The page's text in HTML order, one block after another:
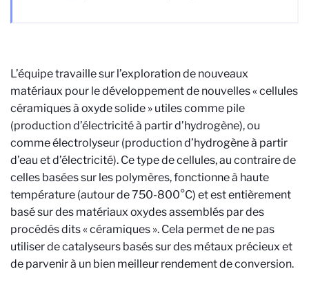
L’équipe travaille sur l’exploration de nouveaux
matériaux pour le développement de nouvelles « cellules
céramiques à oxyde solide » utiles comme pile
(production d’électricité à partir d’hydrogène), ou
comme électrolyseur (production d’hydrogène à partir
d’eau et d’électricité). Ce type de cellules, au contraire de
celles basées sur les polymères, fonctionne à haute
température (autour de 750-800°C) et est entièrement
basé sur des matériaux oxydes assemblés par des
procédés dits « céramiques ». Cela permet de ne pas
utiliser de catalyseurs basés sur des métaux précieux et
de parvenir à un bien meilleur rendement de conversion.